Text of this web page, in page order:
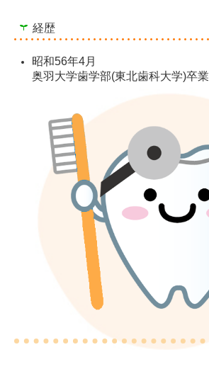
経歴
昭和56年4月
奥羽大学歯学部(東北歯科大学)卒業